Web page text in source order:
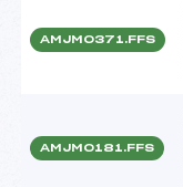
AMJM0371.FFS
AMJM0181.FFS